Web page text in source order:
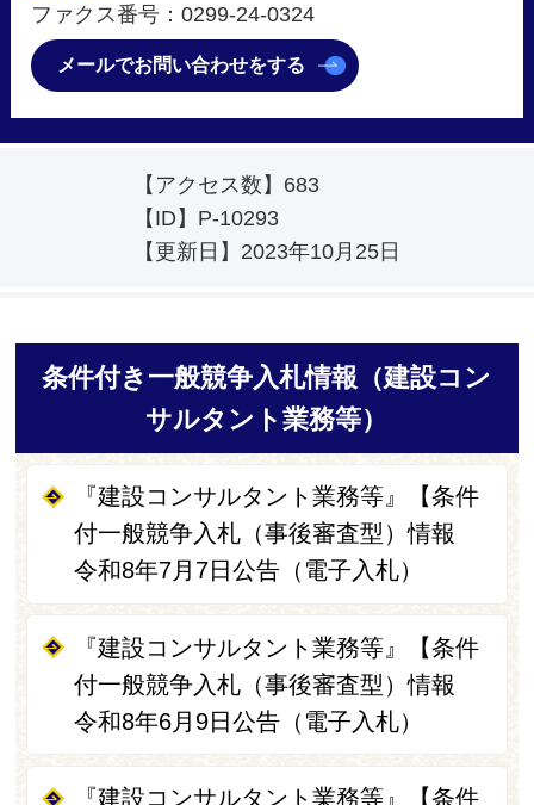
ファクス番号：0299-24-0324
メールでお問い合わせをする
【アクセス数】 683
【ID】 P-10293
【更新日】 2023年10月25日
条件付き一般競争入札情報（建設コン
サルタント業務等）
『建設コンサルタント業務等』【条件
付一般競争入札（事後審査型）情報
令和8年7月7日公告（電子入札）
『建設コンサルタント業務等』【条件
付一般競争入札（事後審査型）情報
令和8年6月9日公告（電子入札）
『建設コンサルタント業務等』【条件